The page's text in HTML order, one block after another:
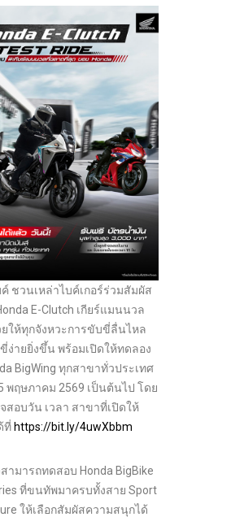
ชวนเหล่าไบค์เกอร์ร่วมสัมผัส
E-Clutch เกียร์แมนนวล
ให้ทุกจังหวะการขับขี่ลื่นไหล
ง่ายยิ่งขึ้น พร้อมเปิดให้ทดลอง
BigWing ทุกสาขาทั่วประเทศ
พฤษภาคม 2569 เป็นต้นไป โดย
สอบวัน เวลา สาขาที่เปิดให้
ที่ https://bit.ly/4uwXbbm
ามารถทดสอบ Honda BigBike
ที่ขนทัพมาครบทั้งสาย Sport
ให้เลือกสัมผัสความสนุกได้